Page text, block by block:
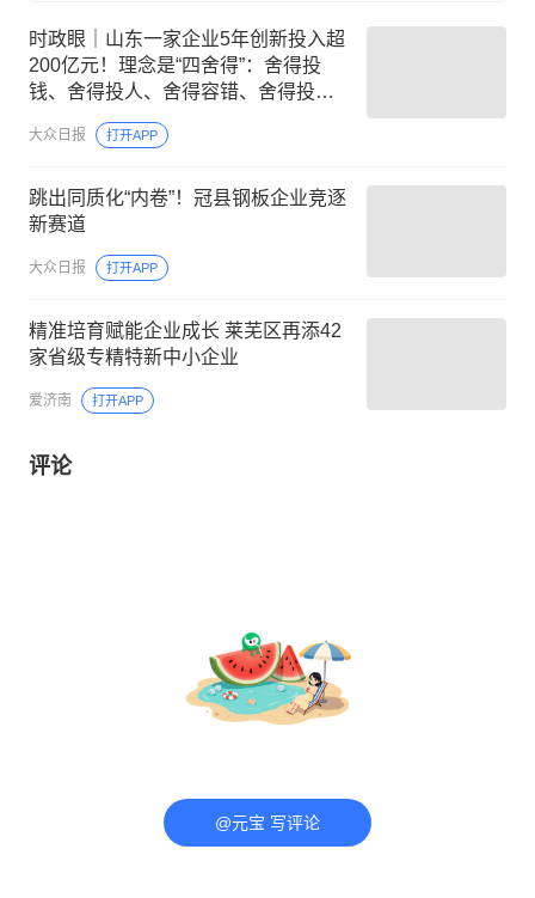
时政眼｜山东一家企业5年创新投入超
200亿元！理念是“四舍得”：舍得投
钱、舍得投人、舍得容错、舍得投时
大众日报 打开APP
跳出同质化“内卷”！冠县钢板企业竞逐
新赛道
大众日报 打开APP
精准培育赋能企业成长 莱芜区再添42
家省级专精特新中小企业
爱济南 打开APP
评论
@元宝 写评论